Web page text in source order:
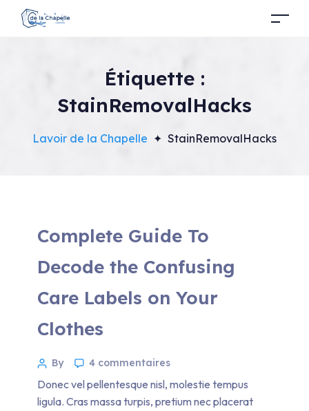
Étiquette :
StainRemovalHacks
Lavoir de la Chapelle ✦ StainRemovalHacks
Complete Guide To
Decode the Confusing
Care Labels on Your
Clothes
By 4 commentaires
Donec vel pellentesque nisl, molestie tempus
ligula. Cras massa turpis, pretium nec placerat